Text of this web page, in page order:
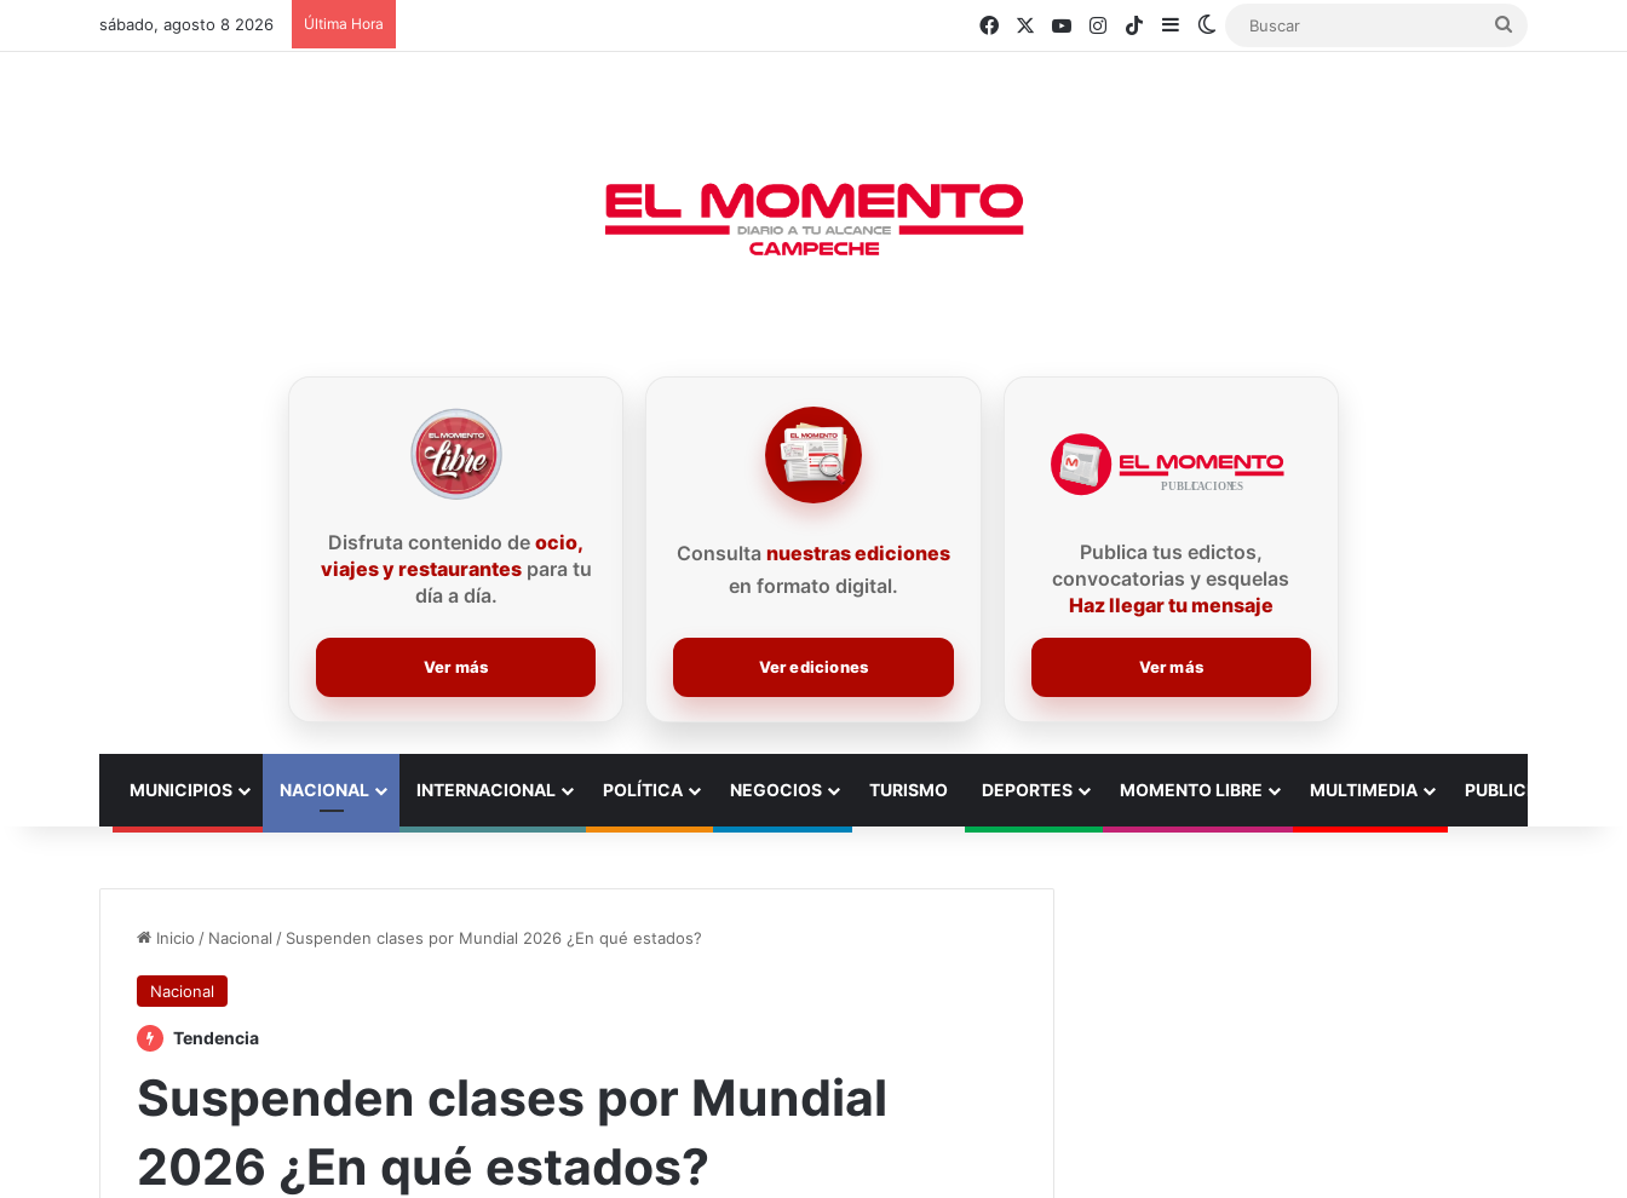
sábado, agosto 8 2026 Última Hora FacebookYouTubeInstagram
TikTokSidebarSwitch skin Buscar
Disfruta contenido deocio,
viajes y restaurantespara tu
día a día.
Ver más
Consulta nuestras ediciones
en formato digital.
Ver ediciones
Publica tus edictos,
convocatorias y esquelas
Haz llegar tu mensaje
Ver más
MUNICIPIOS NACIONAL INTERNACIONAL POLÍTICA NEGOCIOS TURISMO DEPORTES MOMENTO LIBRE MULTIMEDIA PUBLICIDAD
Inicio / Nacional / Suspenden clases por Mundial 2026 ¿En qué estados?
Nacional
Tendencia
Suspenden clases por Mundial
2026 ¿En qué estados?